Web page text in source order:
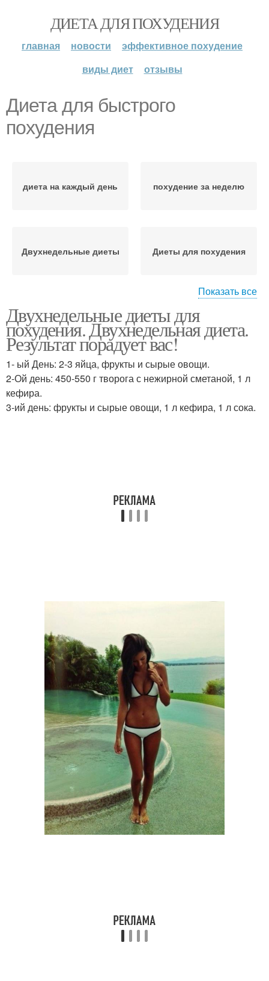
ДИЕТА ДЛЯ ПОХУДЕНИЯ
главная новости
эффективное похудение
виды диет
отзывы
Диета для быстрого
похудения
диета на каждый день похудение за неделю
Двухнедельные диеты Диеты для похудения
Двухнедельная диета диета для похудения
Летняя диета эффективные диеты
Похудения в домашних
условиях
Показать все
Двухнедельные диеты для
похудения. Двухнедельная диета.
Результат порадует вас!
1- ый День: 2-3 яйца, фрукты и сырые овощи.
2-Ой день: 450-550 г творога с нежирной сметаной, 1 л
кефира.
3-ий день: фрукты и сырые овощи, 1 л кефира, 1 л сока.